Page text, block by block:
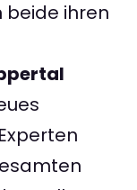
beide ihren